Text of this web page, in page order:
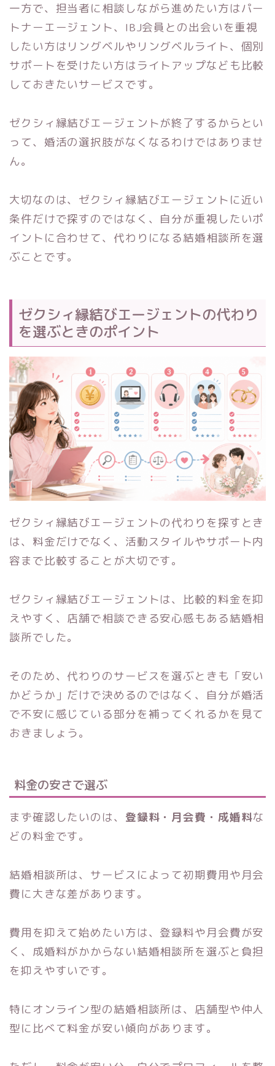
一方で、担当者に相談しながら進めたい方はパー
トナーエージェント、IBJ会員との出会いを重視
したい方はリングベルやリングベルライト、個別
サポートを受けたい方はライトアップなども比較
しておきたいサービスです。
ゼクシィ縁結びエージェントが終了するからとい
って、婚活の選択肢がなくなるわけではありませ
ん。
大切なのは、ゼクシィ縁結びエージェントに近い
条件だけで探すのではなく、自分が重視したいポ
イントに合わせて、代わりになる結婚相談所を選
ぶことです。
ゼクシィ縁結びエージェントの代わり
を選ぶときのポイント
ゼクシィ縁結びエージェントの代わりを探すとき
は、料金だけでなく、活動スタイルやサポート内
容まで比較することが大切です。
ゼクシィ縁結びエージェントは、比較的料金を抑
えやすく、店舗で相談できる安心感もある結婚相
談所でした。
そのため、代わりのサービスを選ぶときも「安い
かどうか」だけで決めるのではなく、自分が婚活
で不安に感じている部分を補ってくれるかを見て
おきましょう。
料金の安さで選ぶ
まず確認したいのは、 登録料・月会費・成婚料な
どの料金です。
結婚相談所は、サービスによって初期費用や月会
費に大きな差があります。
費用を抑えて始めたい方は、登録料や月会費が安
く、成婚料がかからない結婚相談所を選ぶと負担
を抑えやすいです。
特にオンライン型の結婚相談所は、店舗型や仲人
型に比べて料金が安い傾向があります。